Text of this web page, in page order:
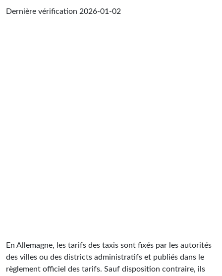
Dernière vérification 2026-01-02
En Allemagne, les tarifs des taxis sont fixés par les autorités
des villes ou des districts administratifs et publiés dans le
règlement officiel des tarifs. Sauf disposition contraire, ils